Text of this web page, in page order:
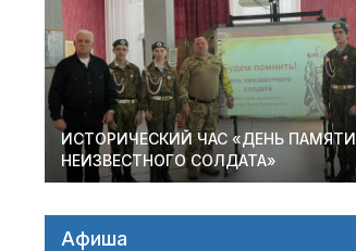
ИСТОРИЧЕСКИЙ ЧАС «ДЕНЬ ПАМЯТИ
НЕИЗВЕСТНОГО СОЛДАТА»
Афиша